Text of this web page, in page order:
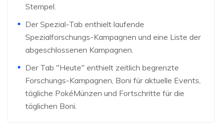
Stempel.
Der Spezial-Tab enthielt laufende
Spezialforschungs-Kampagnen und eine Liste der
abgeschlossenen Kampagnen.
Der Tab "Heute" enthielt zeitlich begrenzte
Forschungs-Kampagnen, Boni für aktuelle Events,
tägliche PokéMünzen und Fortschritte für die
täglichen Boni.